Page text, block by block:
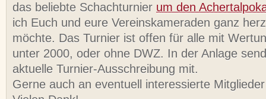
das beliebte Schachturnier um den
ich Euch und eure Vereinskameraden ganz
möchte. Das Turnier ist offen für alle mit
unter 2000, oder ohne DWZ. In der Anlage
aktuelle Turnier-Ausschreibung mit.
Gerne auch an eventuell interessierte